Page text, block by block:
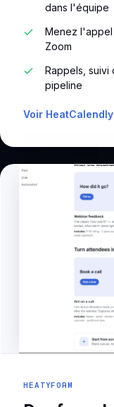
dans l'équipe
Menez
Zoom
Rappels, suivi
pipeline
Voir HeatCalendly
HEATYFORM